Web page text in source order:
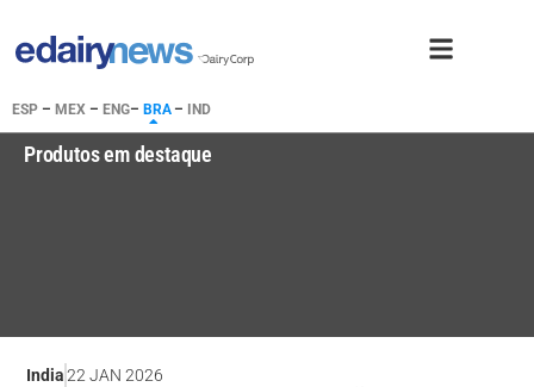
ESP – MEX – ENG– BRA– IND
Produtos em destaque
India 22 JAN 2026